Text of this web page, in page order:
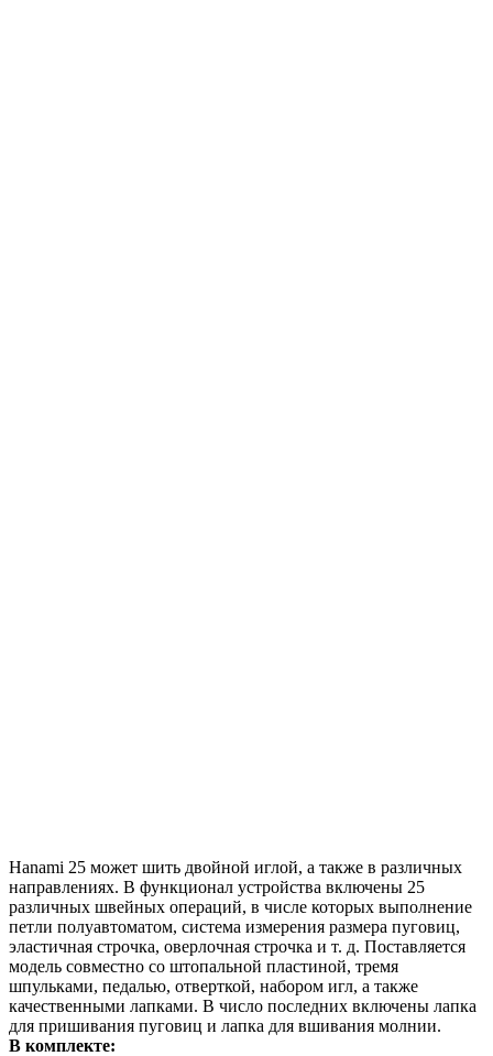
Hanami 25 может шить двойной иглой, а также в различных
направлениях. В функционал устройства включены 25
различных швейных операций, в числе которых выполнение
петли полуавтоматом, система измерения размера пуговиц,
эластичная строчка, оверлочная строчка и т. д. Поставляется
модель совместно со штопальной пластиной, тремя
шпульками, педалью, отверткой, набором игл, а также
качественными лапками. В число последних включены лапка
для пришивания пуговиц и лапка для вшивания молнии.
В комплекте: